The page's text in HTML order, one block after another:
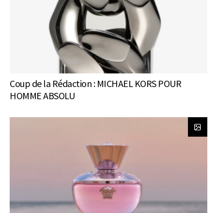
Coup de la Rédaction : MICHAEL KORS POUR
HOMME ABSOLU